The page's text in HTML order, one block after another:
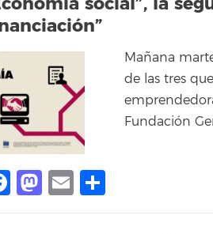
Mañana
de las tres
Fundación
Facebook
Mastodon
Email